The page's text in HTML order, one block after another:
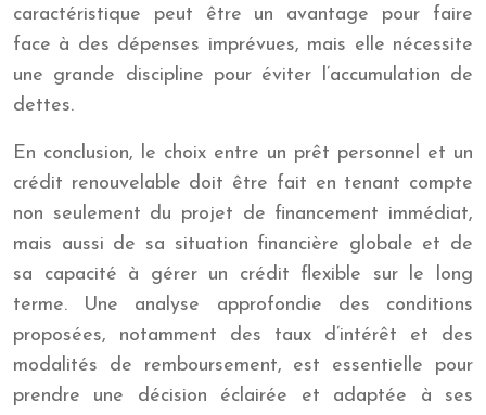
caractéristique peut être un avantage pour faire
face à des dépenses imprévues, mais elle nécessite
une grande discipline pour éviter l’accumulation de
dettes.
En conclusion, le choix entre un prêt personnel et un
crédit renouvelable doit être fait en tenant compte
non seulement du projet de financement immédiat,
mais aussi de sa situation financière globale et de
sa capacité à gérer un crédit flexible sur le long
terme. Une analyse approfondie des conditions
proposées, notamment des taux d’intérêt et des
modalités de remboursement, est essentielle pour
prendre une décision éclairée et adaptée à ses